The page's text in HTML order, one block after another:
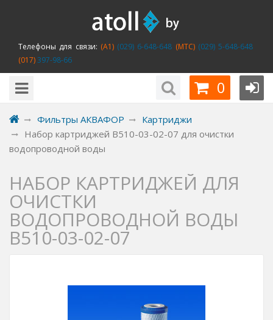
Телефоны для связи: (A1)(029) 6-648-648 (MTC)(029) 5-648-648
(017)397-98-66
0
Фильтры АКВАФОР
Картриджи
Набор картриджей B510-03-02-07 для очистки
водопроводной воды
НАБОР КАРТРИДЖЕЙ ДЛЯ
ОЧИСТКИ
ВОДОПРОВОДНОЙ ВОДЫ
B510-03-02-07